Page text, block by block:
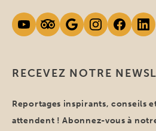
RECEVEZ NOTRE
Reportages inspirants, conseils
attendent ! Abonnez-vous à